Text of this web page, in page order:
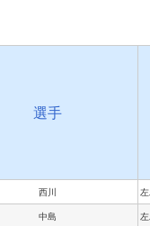
選手
西川
中島